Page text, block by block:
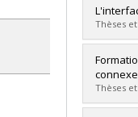
Cycle :
Grade :
Lien
Thèses
Cycle :
Grade :
Lien
Thèses